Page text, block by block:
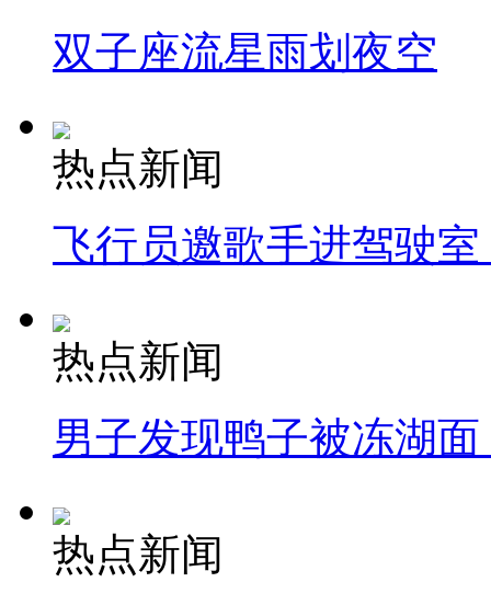
双子座流星雨划夜空
热点新闻
飞行员邀歌手进驾驶
热点新闻
男子发现鸭子被冻湖
热点新闻